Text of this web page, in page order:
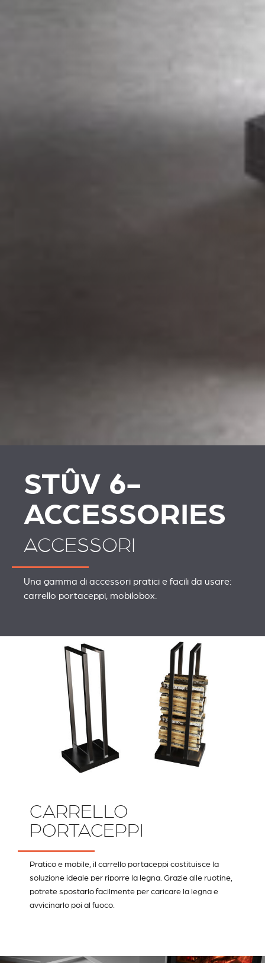
STÛV 6-
ACCESSORIES
ACCESSORI
Una gamma di accessori pratici e facili da usare:
carrello portaceppi, mobilobox.
CARRELLO
PORTACEPPI
Pratico e mobile, il carrello portaceppi costituisce la
soluzione ideale per riporre la legna. Grazie alle ruotine,
potrete spostarlo facilmente per caricare la legna e
avvicinarlo poi al fuoco.